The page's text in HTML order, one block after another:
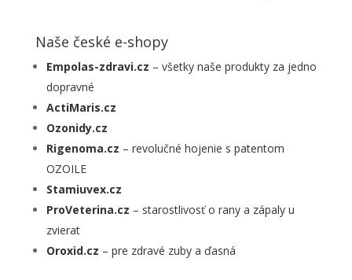
Naše české e-shopy
Empolas-zdravi.cz – všetky naše produkty za jedno
dopravné
ActiMaris.cz
Ozonidy.cz
Rigenoma.cz – revolučné hojenie s patentom
OZOILE
Stamiuvex.cz
ProVeterina.cz – starostlivosť o rany a zápaly u
zvierat
Oroxid.cz – pre zdravé zuby a ďasná